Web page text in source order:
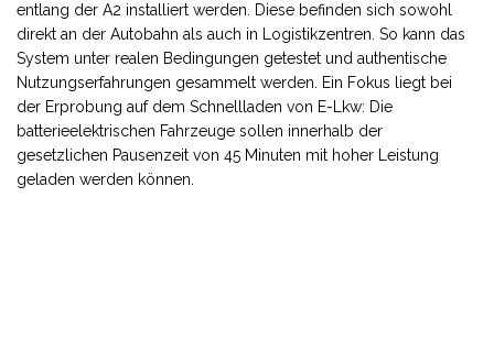
entlang der A2 installiert werden. Diese befinden sich sowohl
direkt an der Autobahn als auch in Logistikzentren. So kann das
System unter realen Bedingungen getestet und authentische
Nutzungserfahrungen gesammelt werden. Ein Fokus liegt bei
der Erprobung auf dem Schnellladen von E-Lkw: Die
batterieelektrischen Fahrzeuge sollen innerhalb der
gesetzlichen Pausenzeit von 45 Minuten mit hoher Leistung
geladen werden können.